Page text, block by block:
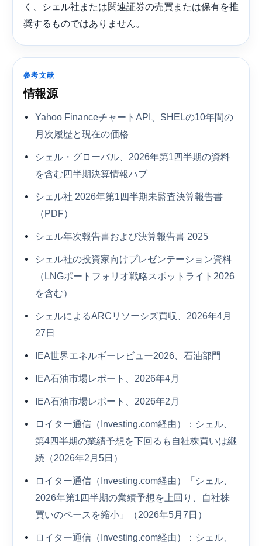
く、シェル社または関連証券の売買または保有を推
奨するものではありません。
参考文献
情報源
Yahoo FinanceチャートAPI、SHELの10年間の
月次履歴と現在の価格
シェル・グローバル、2026年第1四半期の資料
を含む四半期決算情報ハブ
シェル社 2026年第1四半期未監査決算報告書
（PDF）
シェル年次報告書および決算報告書 2025
シェル社の投資家向けプレゼンテーション資料
（LNGポートフォリオ戦略スポットライト2026
を含む）
シェルによるARCリソーシズ買収、2026年4月
27日
IEA世界エネルギーレビュー2026、石油部門
IEA石油市場レポート、2026年4月
IEA石油市場レポート、2026年2月
ロイター通信（Investing.com経由）：シェル、
第4四半期の業績予想を下回るも自社株買いは継
続（2026年2月5日）
ロイター通信（Investing.com経由）「シェル、
2026年第1四半期の業績予想を上回り、自社株
買いのペースを縮小」（2026年5月7日）
ロイター通信（Investing.com経由）：シェル、